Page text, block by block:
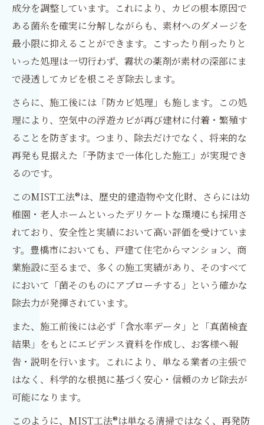
成分を調整しています。これにより、カビの根本原因で
ある菌糸を確実に分解しながらも、素材へのダメージを
最小限に抑えることができます。こすったり削ったりと
いった処理は一切行わず、霧状の薬剤が素材の深部にま
で浸透してカビを根こそぎ除去します。
さらに、施工後には「防カビ処理」も施します。この処
理により、空気中の浮遊カビが再び建材に付着・繁殖す
ることを防ぎます。つまり、除去だけでなく、将来的な
再発も見据えた「予防まで一体化した施工」が実現でき
るのです。
このMIST工法®は、歴史的建造物や文化財、さらには幼
稚園・老人ホームといったデリケートな環境にも採用さ
れており、安全性と実績において高い評価を受けていま
す。豊橋市においても、戸建て住宅からマンション、商
業施設に至るまで、多くの施工実績があり、そのすべて
において「菌そのものにアプローチする」という確かな
除去力が発揮されています。
また、施工前後には必ず「含水率データ」と「真菌検査
結果」をもとにエビデンス資料を作成し、お客様へ報
告・説明を行います。これにより、単なる業者の主張で
はなく、科学的な根拠に基づく安心・信頼のカビ除去が
可能になります。
このように、MIST工法®は単なる清掃ではなく、再発防